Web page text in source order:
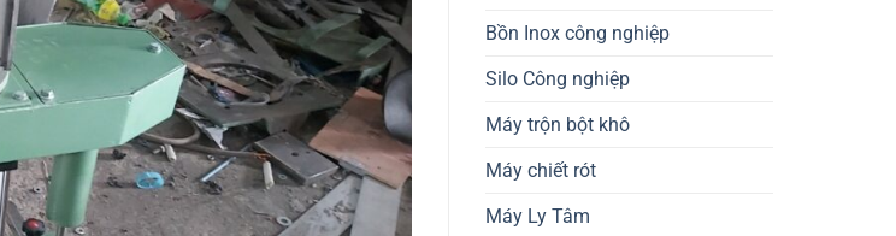
Bồn Inox công nghiệp
Silo Công nghiệp
Máy trộn bột khô
Máy chiết rót
Máy Ly Tâm